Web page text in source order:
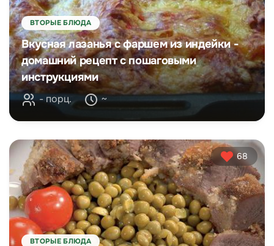
ВТОРЫЕ БЛЮДА
Вкусная лазанья с фаршем из индейки -
домашний рецепт с пошаговыми
инструкциями
- порц. ~
68
ВТОРЫЕ БЛЮДА